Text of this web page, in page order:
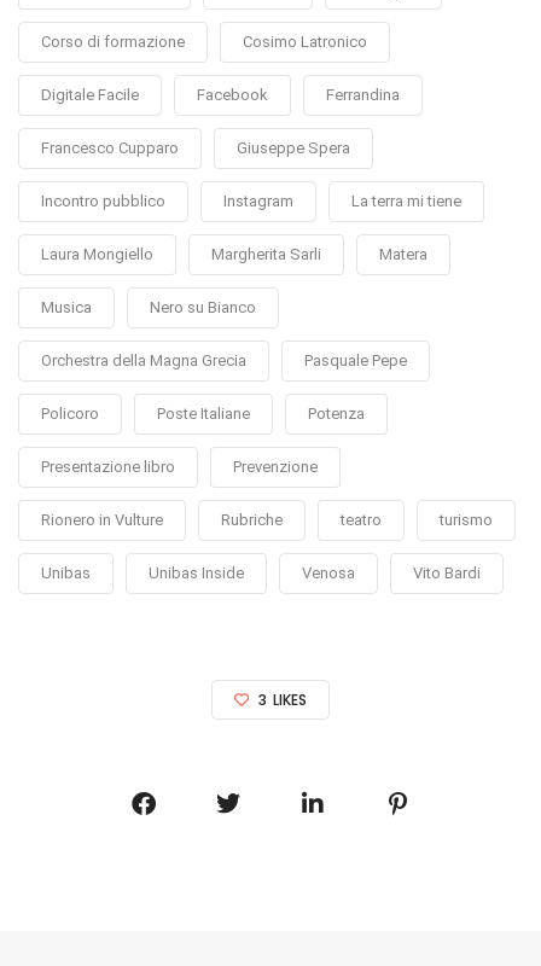
Corso di formazione Cosimo Latronico
Digitale Facile Facebook Ferrandina
Francesco Cupparo Giuseppe Spera
Incontro pubblico Instagram La terra mi tiene
Laura Mongiello Margherita Sarli Matera
Musica Nero su Bianco
Orchestra della Magna Grecia Pasquale Pepe
Policoro Poste Italiane Potenza
Presentazione libro Prevenzione
Rionero in Vulture Rubriche teatro turismo
Unibas Unibas Inside Venosa Vito Bardi
3 LIKES